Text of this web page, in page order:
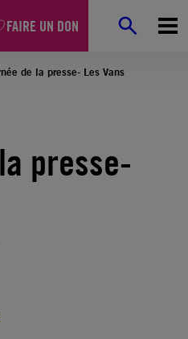
FAIRE UN DON
de la presse- Les Vans
presse-